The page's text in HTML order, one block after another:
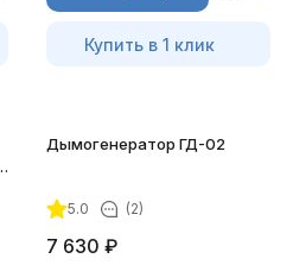
Купить в 1 клик
Дымогенератор ГД-02
5.0 (2)
7 630 ₽